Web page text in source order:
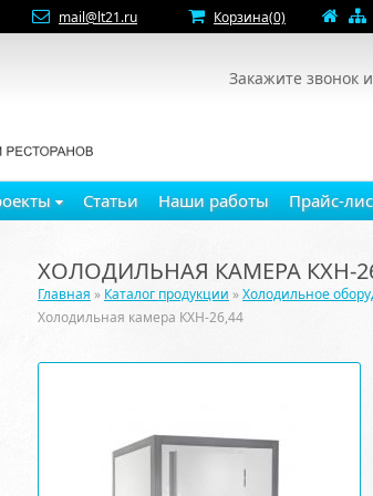
mail@lt21.ru Корзина(0)
Закажите звонок
Статьи Наши работы Прайс-
ХОЛОДИЛЬНАЯ КАМЕРА КХН-
Главная » Каталог продукции »Холодильное
Холодильная камера КХН-26,44